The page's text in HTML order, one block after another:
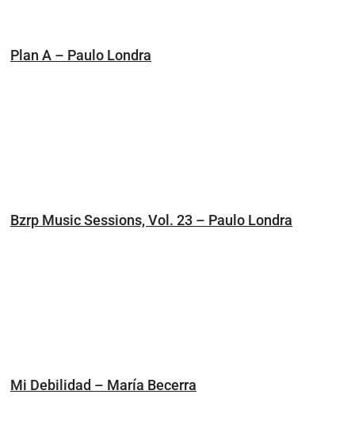
Plan A – Paulo Londra
Bzrp Music Sessions, Vol. 23 – Paulo Londra
Mi Debilidad – María Becerra